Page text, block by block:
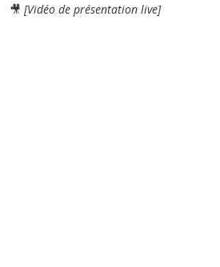
🎥[Vidéo de présentation live]